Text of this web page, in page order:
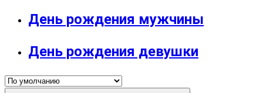
День рождения мужчины
День рождения девушки